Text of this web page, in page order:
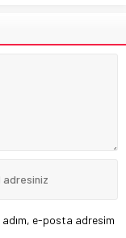
adım, e-posta adresim